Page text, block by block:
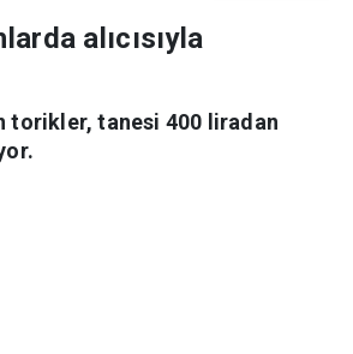
alıcısıyla
torikler, tanesi 400 liradan